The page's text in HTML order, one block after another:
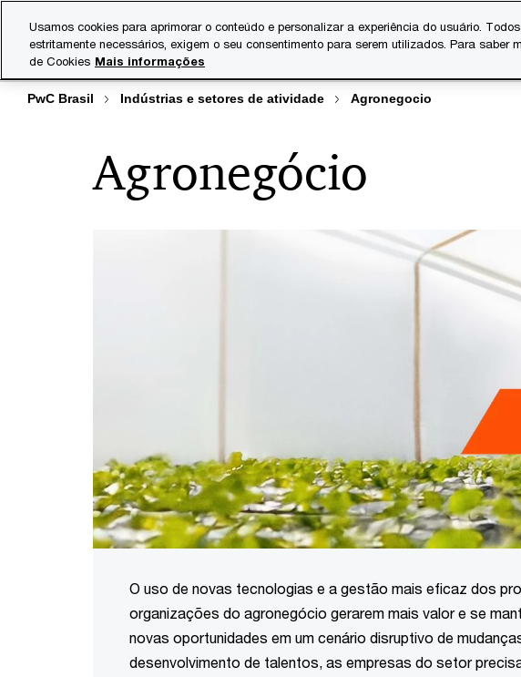
content
footer
Serviços
PwC Brasil Indústrias e setores de atividade Agronegocio
Agronegócio
O uso de novas tecnologias e a gestão mais eficaz dos
organizações do agronegócio gerarem mais valor e se
novas oportunidades em um cenário disruptivo de
desenvolvimento de talentos, as empresas do setor
Usamos cookies para aprimorar o conteúdo e personalizar a experiência do usuário.
estritamente necessários, exigem o seu consentimento para serem utilizados. Para saber
de Cookies Mais informações